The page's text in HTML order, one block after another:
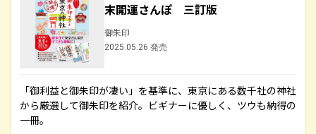
末開運さんぽ 三訂版
御朱印
2025.05.26 発売
「御利益と御朱印が凄い」を基準に、東京にある数千社の神社
から厳選して御朱印を紹介。ビギナーに優しく、ツウも納得の
一冊。